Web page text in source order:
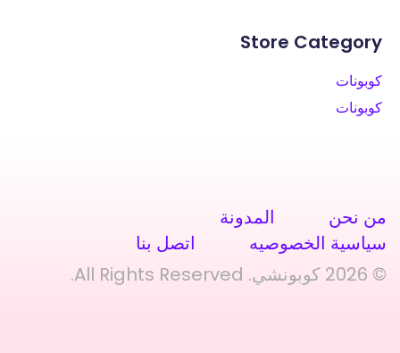
Store Category
كوبونات
كوبونات
من نحن
المدونة
سياسية الخصوصيه
اتصل بنا
© 2026 كوبونشي. All Rights Reserved.